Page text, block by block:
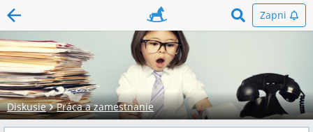
Zapni
Diskusie Práca a zamestnanie